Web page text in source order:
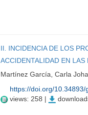
II. INCIDENCIA DE LOS
ACCIDENTALIDAD EN
Martínez García, Carla
https://doi.org/10.34893/
views: 258 |